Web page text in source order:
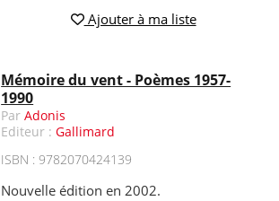
Ajouter à ma liste
Mémoire du vent - Poèmes 1957-
1990
ParAdonis
Editeur :Gallimard
ISBN : 9782070424139
Nouvelle édition en 2002.